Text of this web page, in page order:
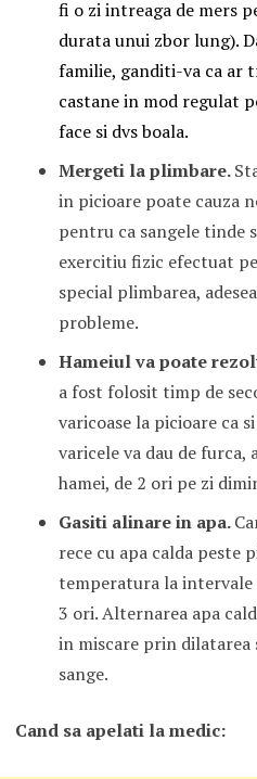
fi o zi intreaga de mers
durata unui zbor lung).
familie, ganditi-va ca ar
castane in mod regulat
face si dvs boala.
Mergeti la plimbare.
in picioare poate cauza
pentru ca sangele tinde
exercitiu fizic efectuat
special plimbarea,
probleme.
Hameiul va poate
a fost folosit timp de
varicoase la picioare ca
varicele va dau de
hamei, de 2 ori pe zi
Gasiti alinare in apa.
rece cu apa calda peste
temperatura la
3 ori. Alternarea apa
in miscare prin dilatarea
sange.
Cand sa apelati la medic: